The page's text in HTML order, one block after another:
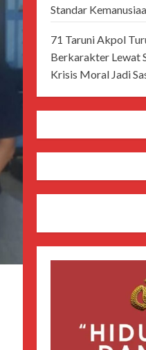
Standar
71 Taruni Akpol
Berkarakter Lewat
Krisis Moral Jadi